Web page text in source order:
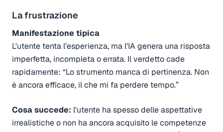
La frustrazione
Manifestazione tipica
L'utente tenta l'esperienza, ma l'IA genera una risposta
imperfetta, incompleta o errata. Il verdetto cade
rapidamente: “Lo strumento manca di pertinenza. Non
è ancora efficace, il che mi fa perdere tempo.”
Cosa succede: l'utente ha spesso delle aspettative
irrealistiche o non ha ancora acquisito le competenze